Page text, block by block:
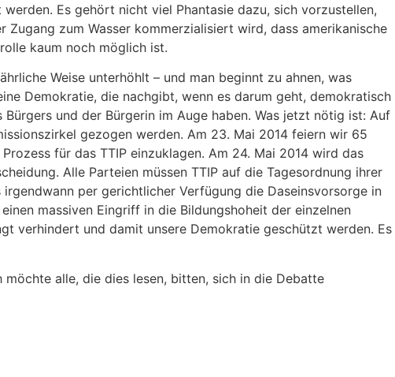
Es gehört nicht viel Phantasie dazu, sich vorzustellen,
zum Wasser kommerzialisiert wird, dass amerikanische
kaum noch möglich ist.
Weise unterhöhlt – und man beginnt zu ahnen, was
Demokratie, die nachgibt, wenn es darum geht, demokratisch
und der Bürgerin im Auge haben. Was jetzt nötig ist: Auf
gezogen werden. Am 23. Mai 2014 feiern wir 65
für das TTIP einzuklagen. Am 24. Mai 2014 wird das
Alle Parteien müssen TTIP auf die Tagesordnung ihrer
per gerichtlicher Verfügung die Daseinsvorsorge in
massiven Eingriff in die Bildungshoheit der einzelnen
verhindert und damit unsere Demokratie geschützt werden. Es
möchte alle, die dies lesen, bitten, sich in die Debatte